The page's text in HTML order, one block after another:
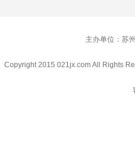
主办单位：苏
Copyright 2015 021jx.com All Rights